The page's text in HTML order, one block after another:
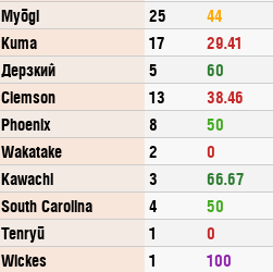
Myōgi 25
44
Kuma 17
29.41
Дерзкий 5
60
Clemson 13
38.46
Phoenix 8
50
Wakatake 2
0
Kawachi 3
66.67
South Carolina 4
50
Tenryū 1
0
Wickes 1 100